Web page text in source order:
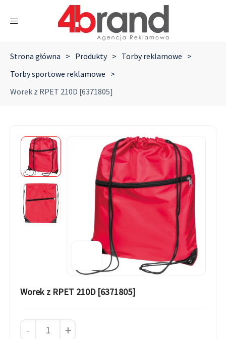
Strona główna > Produkty > Torby reklamowe >
Torby sportowe reklamowe >
Worek z RPET 210D [6371805]
Worek z RPET 210D [6371805]
- +